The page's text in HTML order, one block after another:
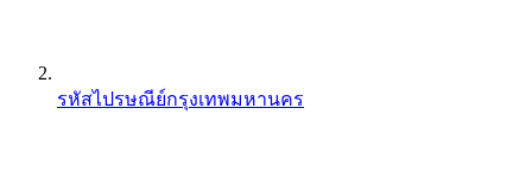
รหัสไปรษณีย์กรุงเทพมหานคร